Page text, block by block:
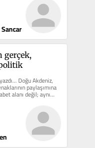
gerçek,
Doğu Akdeniz,
paylaşımına
alanı değil; aynı...